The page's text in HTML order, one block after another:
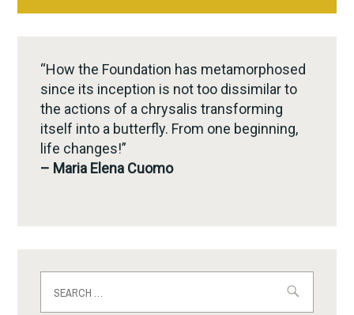
“How the Foundation has metamorphosed
since its inception is not too dissimilar to
the actions of a chrysalis transforming
itself into a butterfly. From one beginning,
life changes!”
– Maria Elena Cuomo
for: